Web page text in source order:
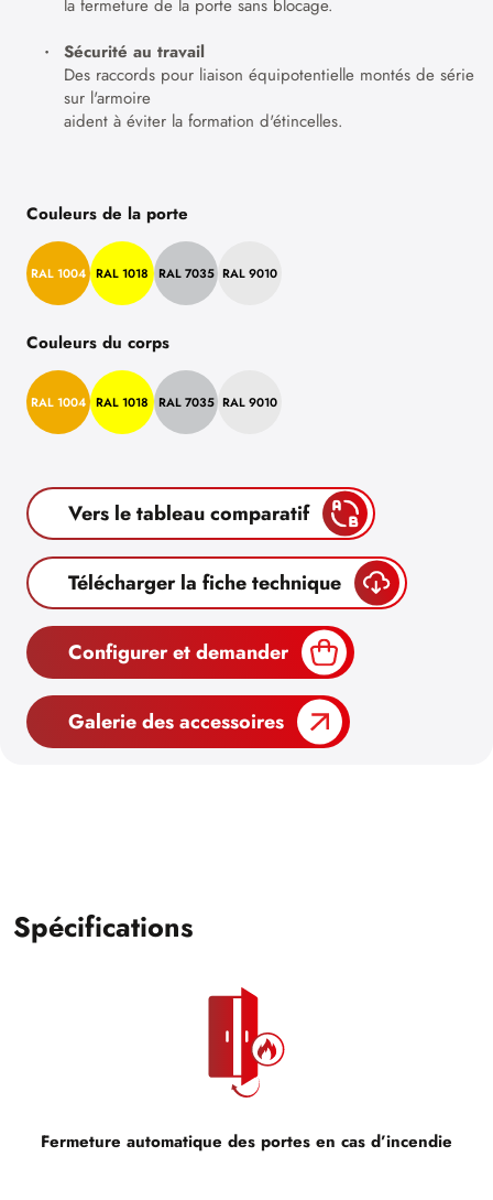
la fermeture de la porte sans blocage.
Sécurité au travail
Des raccords pour liaison équipotentielle montés de série
sur l'armoire
aident à éviter la formation d'étincelles.
Couleurs de la porte
RAL 1004 RAL 1018 RAL 7035 RAL 9010
Couleurs du corps
RAL 1004 RAL 1018 RAL 7035 RAL 9010
Vers le tableau comparatif
Télécharger la fiche technique
Configurer et demander
Galerie des accessoires
Spécifications
Fermeture automatique des portes en cas d’incendie